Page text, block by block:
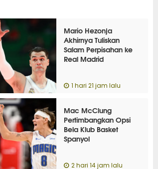
Mario Hezonja
Akhirnya Tuliskan
Salam Perpisahan ke
Real Madrid
1 hari 21 jam lalu
Mac McClung
Pertimbangkan Opsi
Bela Klub Basket
Spanyol
2 hari 14 jam lalu